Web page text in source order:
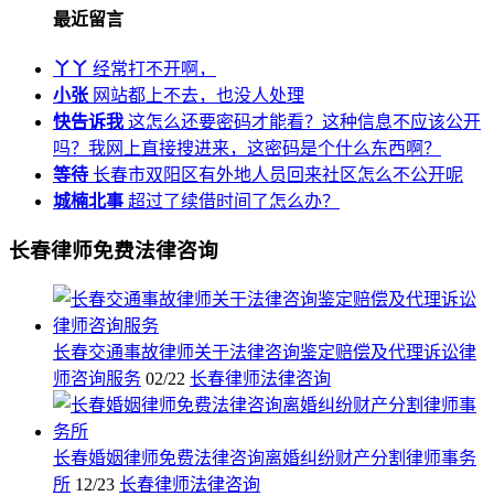
最近留言
丫丫 经常打不开啊，
小张 网站都上不去，也没人处理
快告诉我 这怎么还要密码才能看？这种信息不应该公开
吗？我网上直接搜进来，这密码是个什么东西啊？
等待 长春市双阳区有外地人员回来社区怎么不公开呢
城楠北事 超过了续借时间了怎么办？
长春律师免费法律咨询
长春交通事故律师关于法律咨询鉴定赔偿及代理诉讼律
师咨询服务 02/22 长春律师法律咨询
长春婚姻律师免费法律咨询离婚纠纷财产分割律师事务
所 12/23 长春律师法律咨询